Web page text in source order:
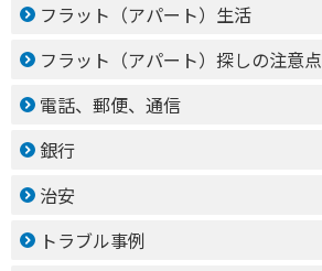
フラット（アパート）生活
フラット（アパート）探しの注意点
電話、郵便、通信
銀行
治安
トラブル事例